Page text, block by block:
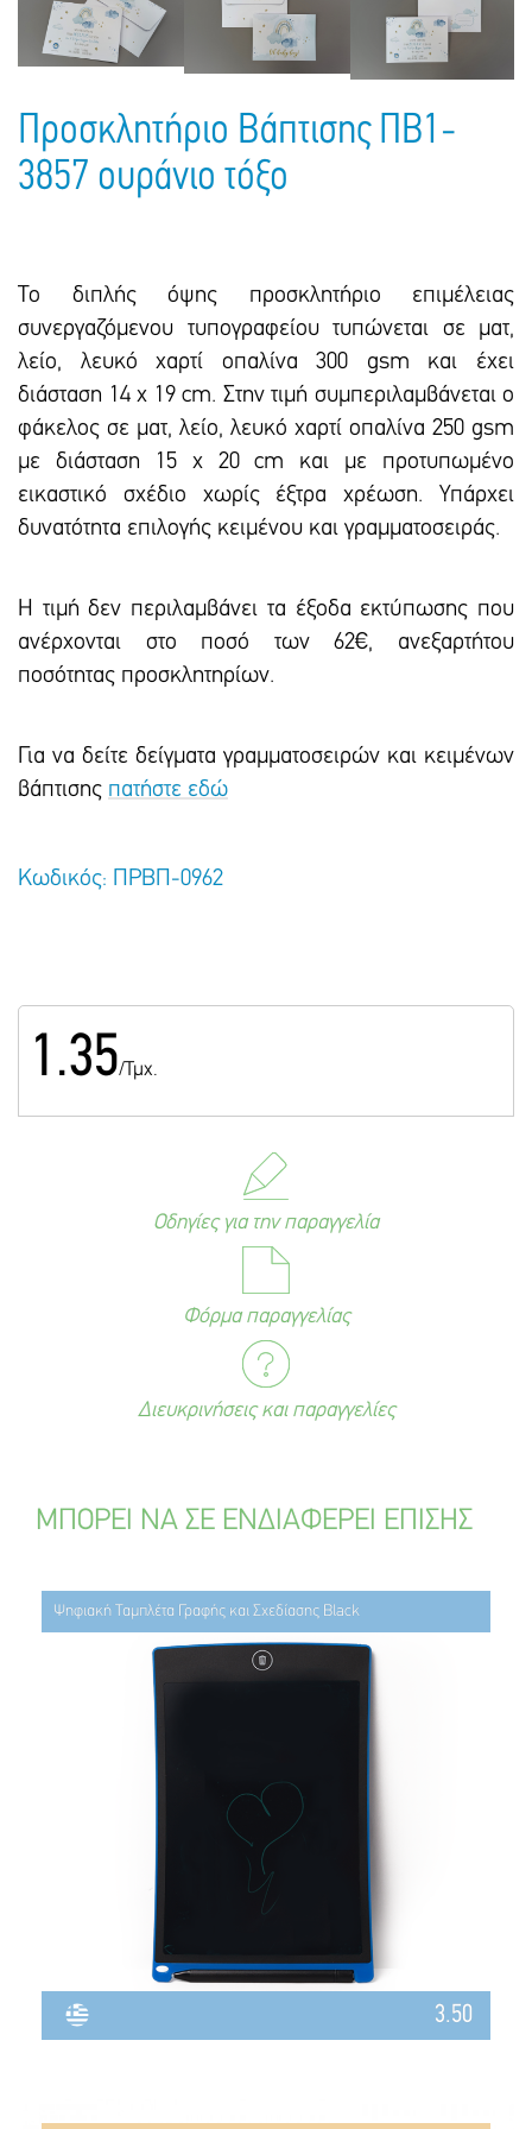
Πακέτα Δώρων
Σακούλες
Τσάντες - Ποδιές - Ομπρέλες
Βιβλία
Παιδικά Είδη
Ημερολόγια - Ατζέντες
Είδη Γραφείου
Τετράδια - Φάκελοι
Προσκλητήριο Βάπτισης ΠΒ1-
3857 ουράνιο τόξο
Το διπλής όψης προσκλητήριο επιμέλειας
συνεργαζόμενου τυπογραφείου τυπώνεται σε ματ,
λείο, λευκό χαρτί οπαλίνα 300 gsm και έxει
διάσταση 14 x 19 cm. Στην τιμή συμπεριλαμβάνεται ο
φάκελος σε ματ, λείο, λευκό χαρτί οπαλίνα 250 gsm
με διάσταση 15 x 20 cm και με προτυπωμένο
εικαστικό σxέδιο χωρίς έξτρα xρέωση. Υπάρxει
δυνατότητα επιλογής κειμένου και γραμματοσειράς.
Η τιμή δεν περιλαμβάνει τα έξοδα εκτύπωσης που
ανέρχονται στο ποσό των 62€, ανεξαρτήτου
ποσότητας προσκλητηρίων.
Για να δείτε δείγματα γραμματοσειρών και κειμένων
βάπτισης πατήστε εδώ
Κωδικός: ΠΡΒΠ-0962
1.35/Τμχ.
Οδηγίες για την παραγγελία
Φόρμα παραγγελίας
Διευκρινήσεις και παραγγελίες
ΜΠΟΡΕΙ ΝΑ ΣΕ ΕΝΔΙΑΦΕΡΕΙ ΕΠΙΣΗΣ
Ψηφιακή Ταμπλέτα Γραφής και Σχεδίασης Black
3.50